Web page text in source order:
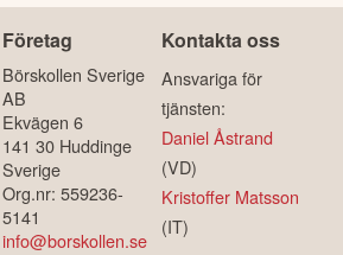
Företag
Börskollen Sverige
AB
Ekvägen 6
141 30 Huddinge
Sverige
Org.nr: 559236-
5141
info@borskollen.se
Kontakta oss
Ansvariga för
tjänsten:
Daniel Åstrand
(VD)
Kristoffer Matsson
(IT)